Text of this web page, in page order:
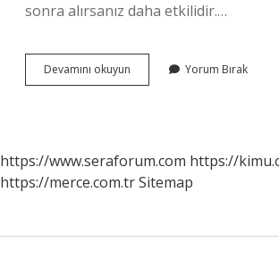
sonra alırsanız daha etkilidir.…
Devamını okuyun
Kökü
Yorum Bırak
https://www.seraforum.com https://
https://merce.com.trSitemap